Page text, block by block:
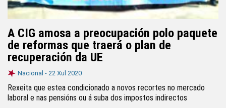
A CIG amosa a preocupación polo paquete
de reformas que traerá o plan de
recuperación da UE
Nacional - 22 Xul 2020
Rexeita que estea condicionado a novos recortes no mercado
laboral e nas pensións ou á suba dos impostos indirectos